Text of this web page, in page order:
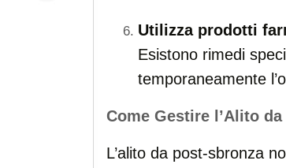
Utilizza prodotti
Esistono rimedi
temporaneamente
Come Gestire l’Alito
L’alito da post-sbronza